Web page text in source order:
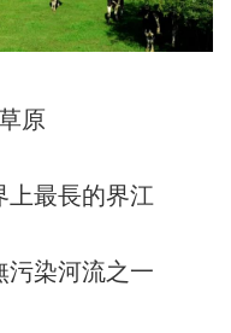
原
上最長的界江
污染河流之一